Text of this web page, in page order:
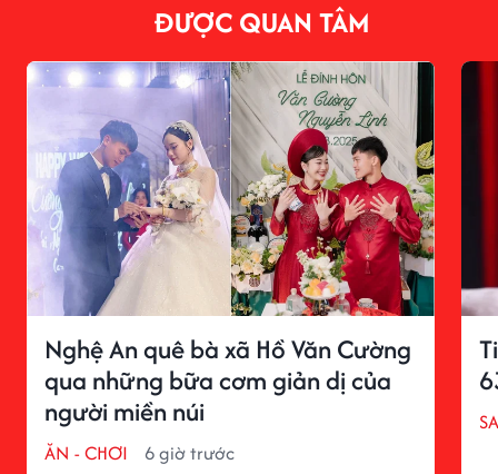
ĐƯỢC QUAN TÂM
Nghệ An quê bà xã Hồ Văn Cường
qua những bữa cơm giản dị của
người miền núi
ĂN - CHƠI 6 giờ trước